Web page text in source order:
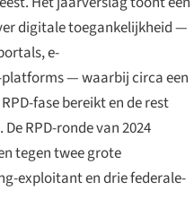
digitale toegankelijkheid —
e-
— waarbij circa een
fase bereikt en de rest
RPD-ronde van 2024
tegen twee grote
exploitant en drie federale-